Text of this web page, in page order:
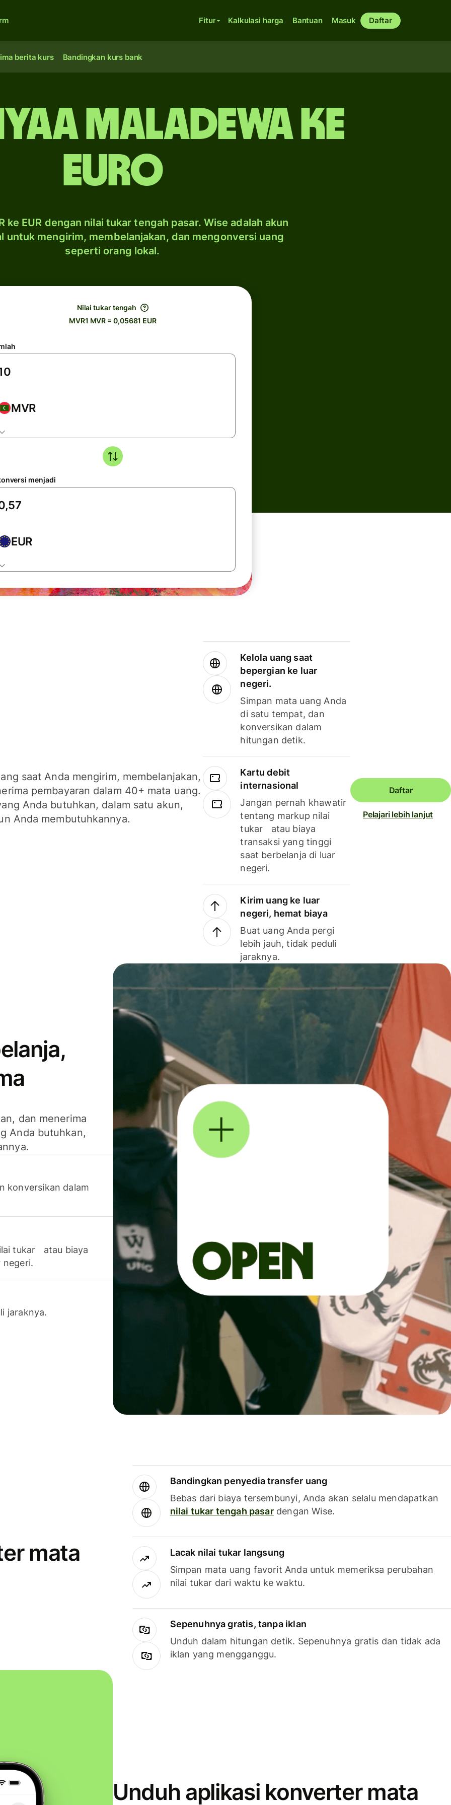
Fitur Kalkulasi harga Bantuan Masuk Daftar
berita kurs Bandingkan kurs bank
Maladewa ke
euro
ke EUR dengan nilai tukar tengah pasar. Wise adalah akun
untuk mengirim, membelanjakan, dan mengonversi uang
seperti orang lokal.
Nilai tukar tengah
MVR1 MVR = 0,05681 EUR
MVR
menjadi
EUR
saat Anda mengirim, membelanjakan,
pembayaran dalam 40+ mata uang.
Anda butuhkan, dalam satu akun,
Anda membutuhkannya.
Kelola uang saat
bepergian ke luar
negeri.
Simpan mata uang Anda
di satu tempat, dan
konversikan dalam
hitungan detik.
Kartu debit
internasional
Jangan pernah khawatir
tentang markup nilai
tukar atau biaya
transaksi yang tinggi
saat berbelanja di luar
negeri.
Kirim uang ke luar
negeri, hemat biaya
Buat uang Anda pergi
lebih jauh, tidak peduli
jaraknya.
Daftar
Pelajari lebih lanjut
dan menerima
Anda butuhkan,
konversikan dalam
tukar atau biaya
negeri.
jaraknya.
mata
Bandingkan penyedia transfer uang
Bebas dari biaya tersembunyi, Anda akan selalu mendapatkan
nilai tukar tengah pasardengan Wise.
Lacak nilai tukar langsung
Simpan mata uang favorit Anda untuk memeriksa perubahan
nilai tukar dari waktu ke waktu.
Sepenuhnya gratis, tanpa iklan
Unduh dalam hitungan detik. Sepenuhnya gratis dan tidak ada
iklan yang mengganggu.
Unduh aplikasi konverter mata